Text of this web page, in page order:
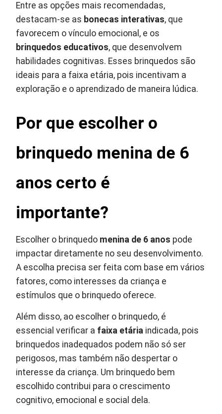
Entre as opções mais recomendadas,
destacam-se as bonecas interativas, que
favorecem o vínculo emocional, e os
brinquedos educativos, que desenvolvem
habilidades cognitivas. Esses brinquedos são
ideais para a faixa etária, pois incentivam a
exploração e o aprendizado de maneira lúdica.
Por que escolher o
brinquedo menina de 6
anos certo é
importante?
Escolher o brinquedo menina de 6 anos pode
impactar diretamente no seu desenvolvimento.
A escolha precisa ser feita com base em vários
fatores, como interesses da criança e
estímulos que o brinquedo oferece.
Além disso, ao escolher o brinquedo, é
essencial verificar a faixa etária indicada, pois
brinquedos inadequados podem não só ser
perigosos, mas também não despertar o
interesse da criança. Um brinquedo bem
escolhido contribui para o crescimento
cognitivo, emocional e social dela.